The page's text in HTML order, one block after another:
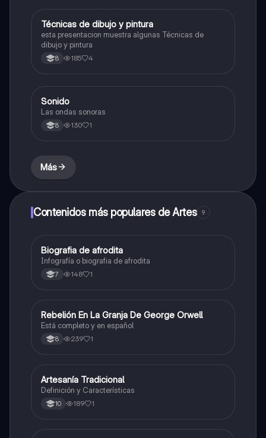
Artes
Técnicas de dibujo y pintura
esta presentacion muestra algunas Técnicas de
dibujo y pintura
8 185 4
Música
Sonido
Las ondas sonoras
8 130 1
Más
Contenidos más populares de Artes 9
Artes
Biografia de afrodita
Infografía o biografia de afrodita
7 148 1
Sociales/Historia
Rebelión En La Granja De George Orwell
Está completo y en español
8 239 1
Artes
Artesanía Tradicional
Definición y Características
10 189 1